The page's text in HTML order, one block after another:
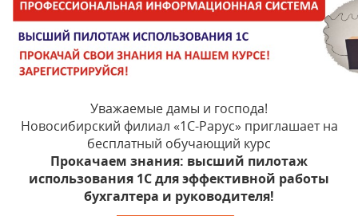
Уважаемые дамы и господа!
Новосибирский филиал «1С-Рарус» приглашает на
бесплатный обучающий курс
Прокачаем знания: высший пилотаж
использования 1С для эффективной работы
бухгалтера и руководителя!